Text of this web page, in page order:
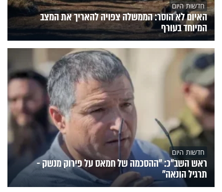
חדשות היום
האיום לא הוסר: הממשלה צפויה להאריך את המצב
המיוחד בעורף
חדשות היום
ראש השב"כ: "ההסכמה של חמאס על פירוק מנשק -
תרגיל הונאה"